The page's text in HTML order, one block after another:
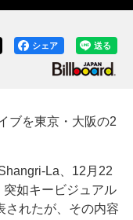
送る
シェア
ブを東京・大阪の2
La、12月22
如キービジュアル
されたが、その内容